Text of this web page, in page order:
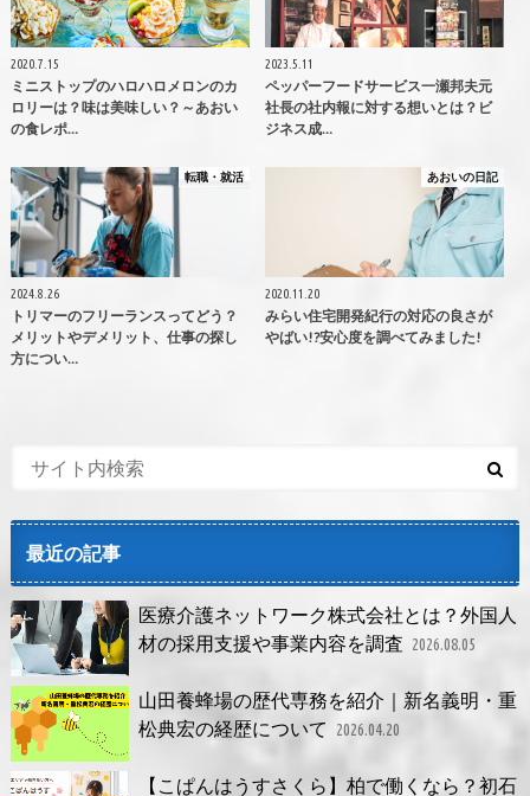
2020.7.15
ミニストップのハロハロメロンのカ
ロリーは？味は美味しい？～あおい
の食レポ…
2023.5.11
ペッパーフードサービス一瀬邦夫元
社長の社内報に対する想いとは？ビ
ジネス成…
転職・就活
2024.8.26
トリマーのフリーランスってどう？
メリットやデメリット、仕事の探し
方につい…
あおいの日記
2020.11.20
みらい住宅開発紀行の対応の良さが
やばい!?安心度を調べてみました!
最近の記事
医療介護ネットワーク株式会社とは？外国人
材の採用支援や事業内容を調査 2026.08.05
山田養蜂場の歴代専務を紹介｜新名義明・重
松典宏の経歴について
2026.04.20
【こぱんはうすさくら】柏で働くなら？初石